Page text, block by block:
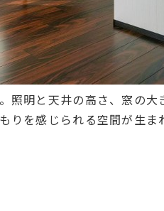
照明と天井の高さ、窓の
りを感じられる空間が生